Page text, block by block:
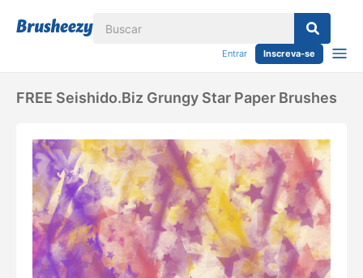
Entrar Inscreva-se
FREE Seishido.biz Grungy Star Paper Brushes